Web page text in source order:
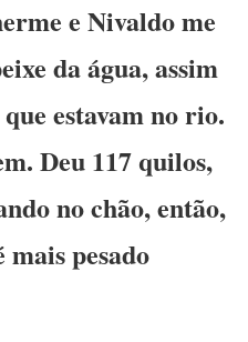
e Nivaldo me
da água, assim
estavam no rio.
Deu 117 quilos,
no chão, então,
mais pesado